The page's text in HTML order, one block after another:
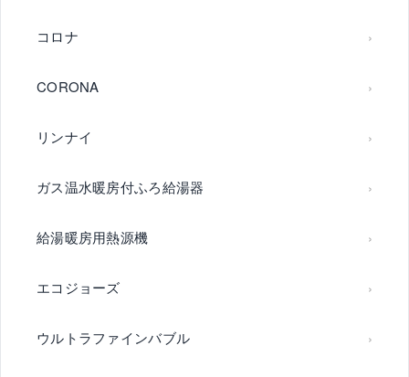
コロナ
CORONA
リンナイ
ガス温水暖房付ふろ給湯器
給湯暖房用熱源機
エコジョーズ
ウルトラファインバブル